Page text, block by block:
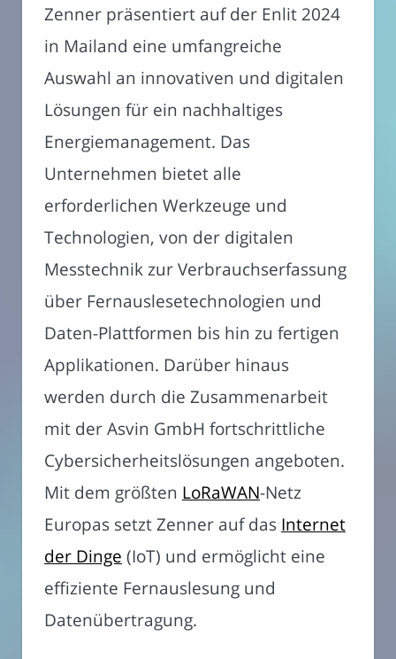
Zenner präsentiert auf der Enlit 2024
in Mailand eine umfangreiche
Auswahl an innovativen und digitalen
Lösungen für ein nachhaltiges
Energiemanagement. Das
Unternehmen bietet alle
erforderlichen Werkzeuge und
Technologien, von der digitalen
Messtechnik zur Verbrauchserfassung
über Fernauslesetechnologien und
Daten-Plattformen bis hin zu fertigen
Applikationen. Darüber hinaus
werden durch die Zusammenarbeit
mit der Asvin GmbH fortschrittliche
Cybersicherheitslösungen angeboten.
Mit dem größten LoRaWAN-Netz
Europas setzt Zenner auf das Internet
der Dinge (IoT) und ermöglicht eine
effiziente Fernauslesung und
Datenübertragung.